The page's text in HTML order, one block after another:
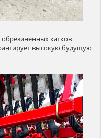
катков
высокую будущую